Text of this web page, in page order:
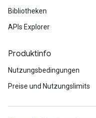
Bibliotheken
APIs Explorer
Produktinfo
Nutzungsbedingungen
Preise und Nutzungslimits